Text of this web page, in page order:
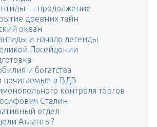
— продолжение
древних тайн
океан
и начало легенды
Посейдонии
и богатства
почитаемые в ВДВ
контроля торгов
Сталин
отдел
Атланты?